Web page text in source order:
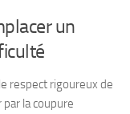
un
respect rigoureux de
la coupure